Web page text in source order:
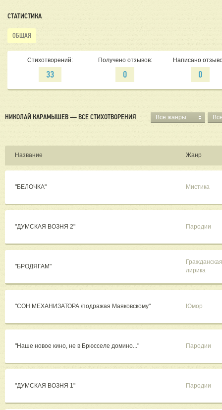
СТАТИСТИКА
ОБЩАЯ
Стихотворений:
33
Получено отзывов:
0
Написано
0
НИКОЛАЙ КАРАМЫШЕВ — ВСЕ СТИХОТВОРЕНИЯ Все жанры
Название Жанр
"БЕЛОЧКА" Мистика
"ДУМСКАЯ ВОЗНЯ 2" Пародии
"БРОДЯГАМ"
Гражданская
лирика
"СОН МЕХАНИЗАТОРА /подражая Маяковскому" Юмор
"Наше новое кино, не в Брюсселе домино..." Пародии
"ДУМСКАЯ ВОЗНЯ 1" Пародии